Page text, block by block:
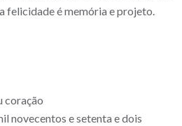
felicidade é memória e projeto.
coração
novecentos e setenta e dois